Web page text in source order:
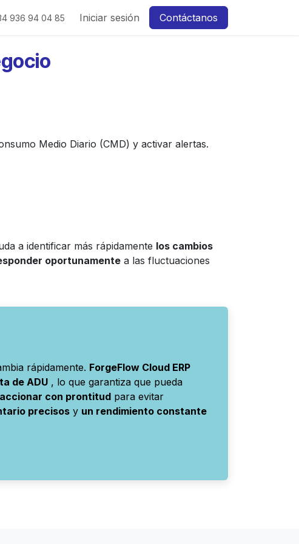
936 94 04 85 Iniciar sesión Contáctanos
Medio Diario (CMD) y activar alertas.
a identificar más rápidamente los cambios
oportunamente a las fluctuaciones
rápidamente. ForgeFlow Cloud ERP
de ADU , lo que garantiza que pueda
con prontitud para evitar
precisos y un rendimiento constante